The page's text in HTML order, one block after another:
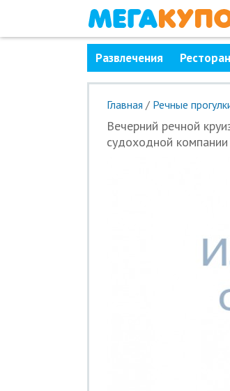
Развлечения
Главная / Речные
Вечерний речной
судоходной